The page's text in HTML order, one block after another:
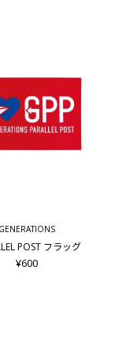
GENERATIONS
POST フラッグ
¥600